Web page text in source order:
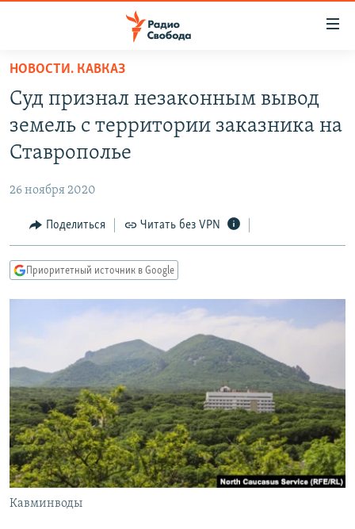
упрощенного
доступа
основному
Вернутся
Вернутся
ПОДКАСТЫ
АВТОРСКИЕ ПРОЕКТЫ
МНЕНИЯ
КУЛЬТУРА
КАВКАЗ.РЕАЛИИ
СЕВЕР.РЕАЛИИ
СИБИРЬ.РЕАЛИИ
РАСПИСАНИЕ ВЕЩАНИЯ
ПОДПИШИТЕСЬ НА РАССЫЛКУ
СОЦИАЛЬНЫЕ СЕТИ
НОВОСТИ. КАВКАЗ
Суд признал незаконным вывод
земель с территории заказника на
Ставрополье
26 ноября 2020
Поделиться Читать без VPN
Приоритетный источник в Google
Кавминводы